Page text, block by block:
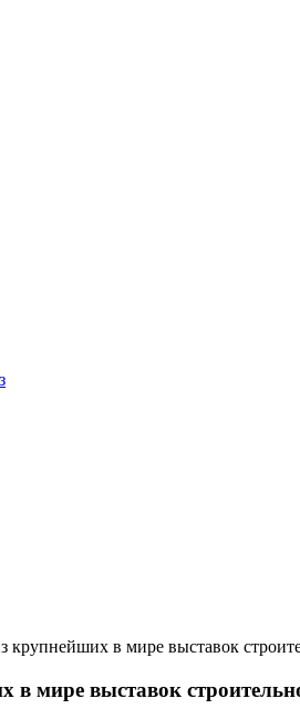
в мире выставок
выставок